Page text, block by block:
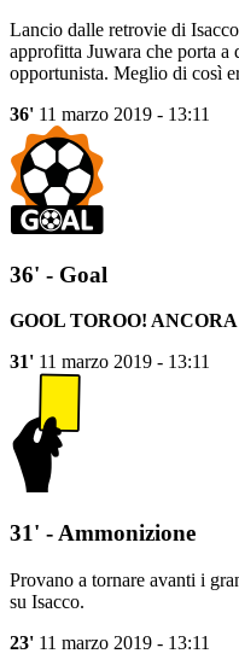
Lancio dalle retrovie di
approfitta Juwara che porta a
opportunista. Meglio di così
36' 11 marzo 2019 - 13:11
36' - Goal
GOOL TOROO!
31' 11 marzo 2019 - 13:11
31' - Ammonizione
Provano a tornare avanti i
su Isacco.
23' 11 marzo 2019 - 13:11